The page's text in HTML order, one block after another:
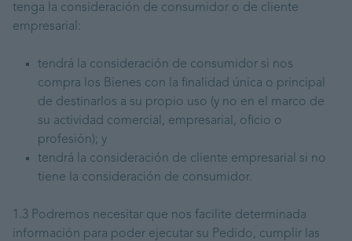
tenga la consideración de consumidor o de cliente
empresarial:
tendrá la consideración de consumidor si nos
compra los Bienes con la finalidad única o principal
de destinarlos a su propio uso (y no en el marco de
su actividad comercial, empresarial, oficio o
profesión); y
tendrá la consideración de cliente empresarial si no
tiene la consideración de consumidor.
1.3 Podremos necesitar que nos facilite determinada
información para poder ejecutar su Pedido, cumplir las